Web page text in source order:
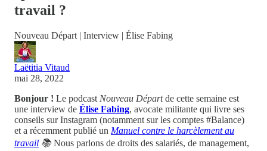
travail ?
Nouveau Départ | Interview | Élise Fabing
Laëtitia Vitaud
mai 28, 2022
Bonjour ! Le podcast Nouveau Départde cette semaine est
une interview de Élise Fabing, avocate militante qui livre ses
conseils sur Instagram (notamment sur les comptes #Balance)
et a récemment publié un Manuel contre le harcèlement au
travail 📚 Nous parlons de droits des salariés, de management,